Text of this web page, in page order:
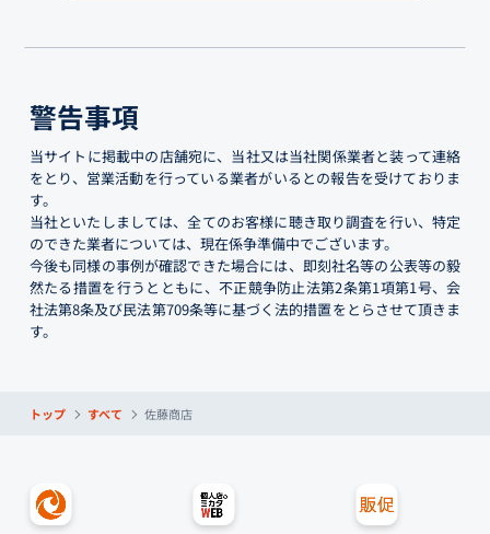
警告事項
当サイトに掲載中の店舗宛に、当社又は当社関係業者と装って連絡
をとり、営業活動を行っている業者がいるとの報告を受けておりま
す。
当社といたしましては、全てのお客様に聴き取り調査を行い、特定
のできた業者については、現在係争準備中でございます。
今後も同様の事例が確認できた場合には、即刻社名等の公表等の毅
然たる措置を行うとともに、不正競争防止法第2条第1項第1号、会
社法第8条及び民法第709条等に基づく法的措置をとらさせて頂きま
す。
トップ すべて 佐藤商店